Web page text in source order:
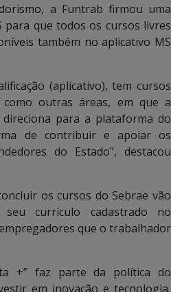
a Funtrab firmou uma
para que todos os cursos livres
também no aplicativo MS
(aplicativo), tem cursos
como outras áreas, em que a
para a plataforma do
de contribuir e apoiar os
do Estado”, destacou
os cursos do Sebrae vão
currículo cadastrado no
que o trabalhador
+” faz parte da política do
em inovação e tecnologia,